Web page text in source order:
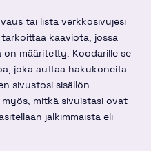
tai lista verkkosivujesi
kaaviota, jossa
on määritetty. Koodarille se
joka auttaa hakukoneita
sivustosi sisällön.
mitkä sivuistasi ovat
jälkimmäistä eli